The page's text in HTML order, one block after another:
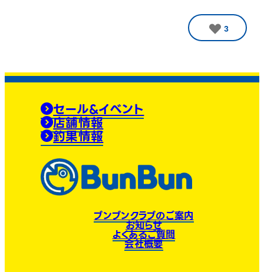
3
セール&イベント
店舗情報
釣果情報
ブンブンクラブのご案内
お知らせ
よくあるご質問
会社概要